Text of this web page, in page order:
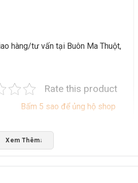
hàng/tư vấn tại Buôn Ma Thuột,
Rate this product
Bấm 5 sao để ủng hộ shop
Xem Thêm↓